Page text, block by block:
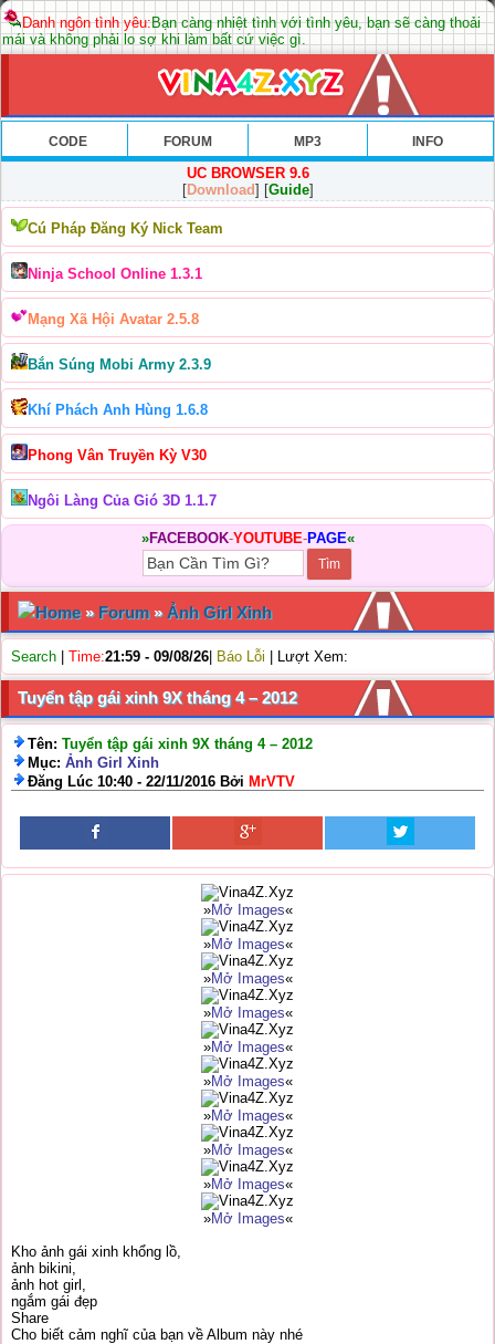
Danh ngôn tình yêu:Bạn càng nhiệt tình với tình yêu, bạn sẽ càng thoải
mái và không phải lo sợ khi làm bất cứ việc gì.
CODE FORUM MP3 INFO
UC BROWSER 9.6
[Download] [Guide]
Cú Pháp Đăng Ký Nick Team
Ninja School Online 1.3.1
Mạng Xã Hội Avatar 2.5.8
Bắn Súng Mobi Army 2.3.9
Khí Phách Anh Hùng 1.6.8
Phong Vân Truyền Kỳ V30
Ngôi Làng Của Gió 3D 1.1.7
»FACEBOOK-YOUTUBE-PAGE«
Home» Forum»Ảnh Girl Xinh
Search Time:21:59 - 09/08/26 Báo Lỗi | Lượt Xem:
Tuyển tập gái xinh 9X tháng 4 – 2012
Tên: Tuyển tập gái xinh 9X tháng 4 – 2012
Mục: Ảnh Girl Xinh
Đăng Lúc 10:40 - 22/11/2016 Bởi MrVTV
»Mở Images«
»Mở Images«
»Mở Images«
»Mở Images«
»Mở Images«
»Mở Images«
»Mở Images«
»Mở Images«
»Mở Images«
»Mở Images«
Kho ảnh gái xinh khổng lồ,
ảnh bikini,
ảnh hot girl,
ngắm gái đẹp
Share
Cho biết cảm nghĩ của bạn về Album này nhé